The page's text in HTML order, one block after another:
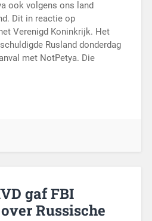
ook volgens ons land
Dit in reactie op
Verenigd Koninkrijk. Het
Rusland donderdag
met NotPetya. Die
gaf FBI
Russische